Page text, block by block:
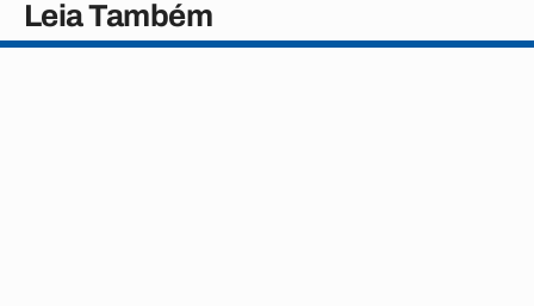
Leia Também